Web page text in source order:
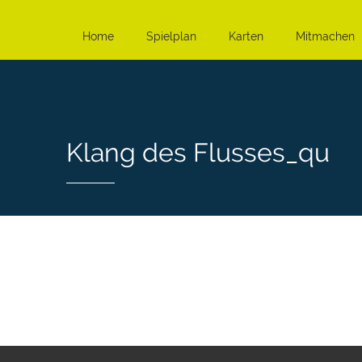
Home Spielplan Karten Mitmachen
Klang des Flusses_qu